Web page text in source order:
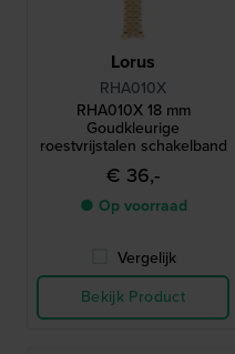
Lorus
RHA010X
RHA010X 18 mm
Goudkleurige
roestvrijstalen schakelband
€ 36,-
● Op voorraad
Vergelijk
Bekijk Product